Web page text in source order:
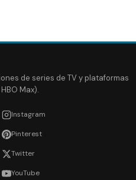
de series de TV y plataformas
Max).
Instagram
Pinterest
Twitter
YouTube